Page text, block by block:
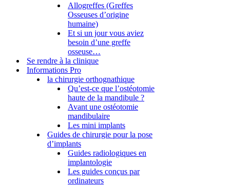
Allogreffes (Greffes
Osseuses d’origine
humaine)
Et si un jour vous aviez
besoin d’une greffe
osseuse…
Se rendre à la clinique
Informations Pro
la chirurgie orthognathique
Qu’est-ce que l’ostéotomie
haute de la mandibule ?
Avant une ostéotomie
mandibulaire
Les mini implants
Guides de chirurgie pour la pose
d’implants
Guides radiologiques en
implantologie
Les guides conçus par
ordinateurs